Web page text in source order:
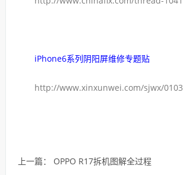
iPhone6系列阴阳屏维修专题贴
http://www.xinxunwei.com/sjwx/
上一篇： OPPO R17拆机图解全过程